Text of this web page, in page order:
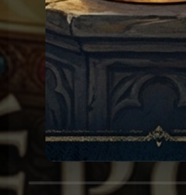
Les réponses du
Graal
Les réponses du
Graal
Les réponses du
Graal
Les réponses du